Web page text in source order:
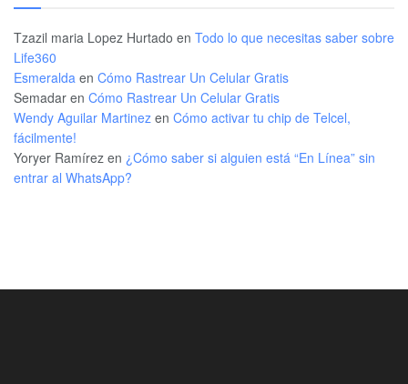
Tzazil maria Lopez Hurtado en Todo lo que necesitas saber sobre
Life360
Esmeralda en Cómo Rastrear Un Celular Gratis
Semadar en Cómo Rastrear Un Celular Gratis
Wendy Aguilar Martinez en Cómo activar tu chip de Telcel,
fácilmente!
Yoryer Ramírez en ¿Cómo saber si alguien está “En Línea” sin
entrar al WhatsApp?